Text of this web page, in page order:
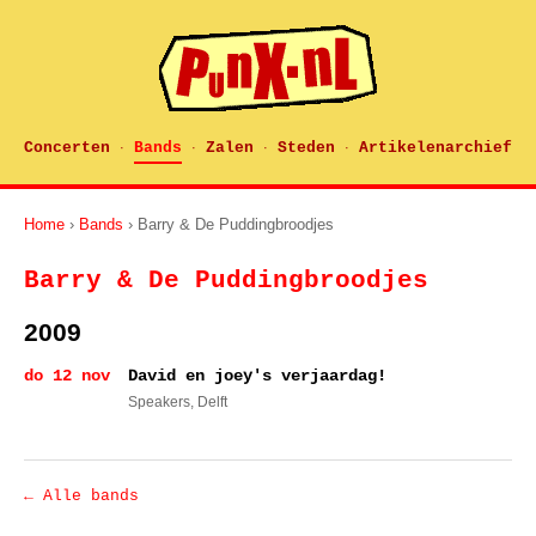
Concerten · Bands · Zalen · Steden · Artikelenarchief
Home › Bands › Barry & De Puddingbroodjes
Barry & De Puddingbroodjes
2009
do 12 nov David en joey's verjaardag!
Speakers, Delft
← Alle bands